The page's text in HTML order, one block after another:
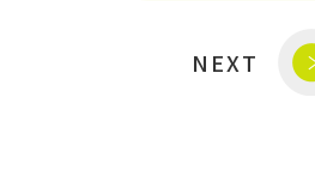
NEXT